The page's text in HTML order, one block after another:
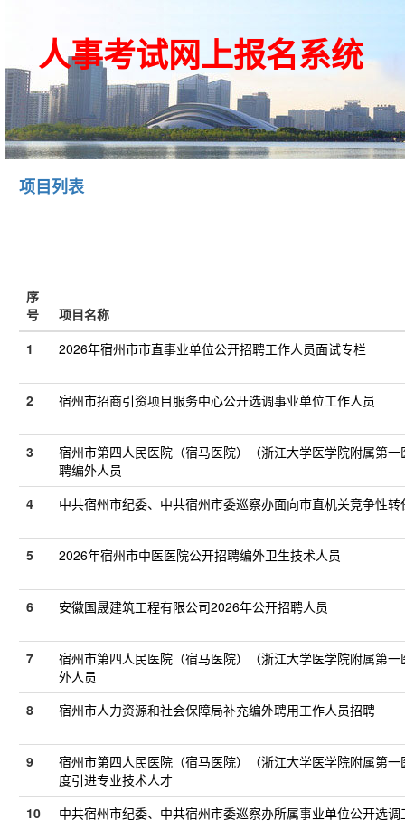
人事考试网上报名系统
项目列表
序
号
项目名称
1
2026年宿州市市直事业单位公开招聘工作人员面试专栏
2 宿州市招商引资项目服务中心公开选调事业单位工作人员
3
宿州市第四人民医院（宿马医院）（浙江大学医学院附属第
聘编外人员
4
中共宿州市纪委、中共宿州市委巡察办面向市直机关竞争性转
5 2026年宿州市中医医院公开招聘编外卫生技术人员
6 安徽国晟建筑工程有限公司2026年公开招聘人员
7
宿州市第四人民医院（宿马医院）（浙江大学医学院附属第
外人员
8
宿州市人力资源和社会保障局补充编外聘用工作人员招聘
9
宿州市第四人民医院（宿马医院）（浙江大学医学院附属第
度引进专业技术人才
10
中共宿州市纪委、中共宿州市委巡察办所属事业单位公开选调